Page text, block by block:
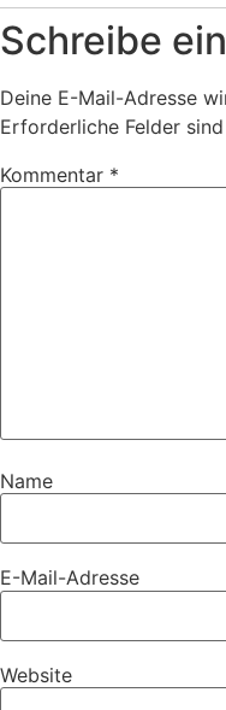
Schreibe
Deine E-Mail-Adresse
Erforderliche Felder
Kommentar *
Name
E-Mail-Adresse
Website